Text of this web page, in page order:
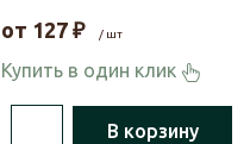
от 127 ₽ / шт
Купить в один клик
В корзину